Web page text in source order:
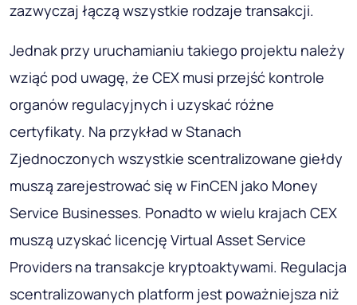
zazwyczaj łączą wszystkie rodzaje transakcji.
Jednak przy uruchamianiu takiego projektu należy
wziąć pod uwagę, że CEX musi przejść kontrole
organów regulacyjnych i uzyskać różne
certyfikaty. Na przykład w Stanach
Zjednoczonych wszystkie scentralizowane giełdy
muszą zarejestrować się w FinCEN jako Money
Service Businesses. Ponadto w wielu krajach CEX
muszą uzyskać licencję Virtual Asset Service
Providers na transakcje kryptoaktywami. Regulacja
scentralizowanych platform jest poważniejsza niż